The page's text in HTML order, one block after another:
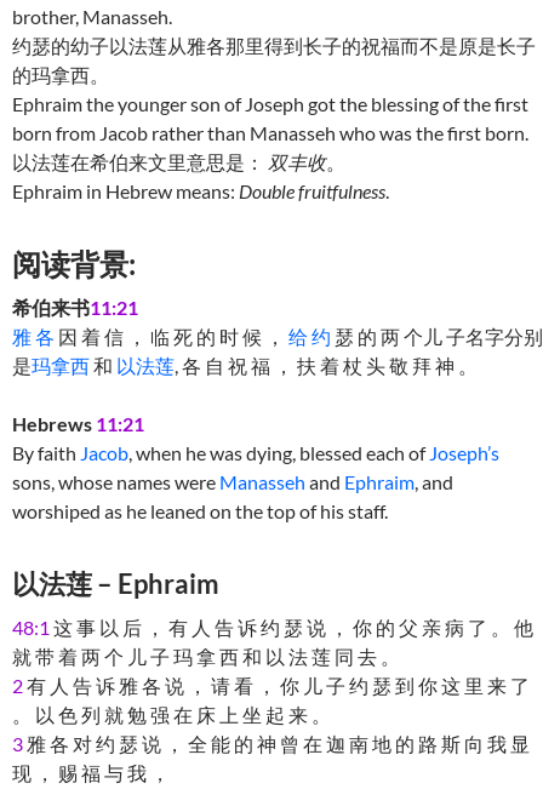
brother, Manasseh.
约瑟的幼子以法莲从雅各那里得到长子的祝福而不是原是长子
的玛拿西。
Ephraim the younger son of Joseph got the blessing of the first
born from Jacob rather than Manasseh who was the first born.
以法莲在希伯来文里意思是： 双丰收。
Ephraim in Hebrew means: Double fruitfulness.
阅读背景:
希伯来书11:21
雅 各 因 着 信 ， 临 死 的 时 候 ， 给 约 瑟 的 两 个儿 子名字分别
是玛拿西和 以法莲, 各 自 祝 福 ， 扶 着 杖 头 敬 拜 神 。
Hebrews 11:21
By faith Jacob, when he was dying, blessed each of Joseph’s
sons, whose names were Manasseh and Ephraim, and
worshiped as he leaned on the top of his staff.
以法莲 – Ephraim
48:1 这 事 以 后 ， 有 人 告 诉 约 瑟 说 ， 你 的 父 亲 病 了 。 他
就 带 着 两 个 儿 子 玛 拿 西 和 以 法 莲 同 去 。
2有 人 告 诉 雅 各 说 ， 请 看 ， 你 儿 子 约 瑟 到 你 这 里 来 了
。 以 色 列 就 勉 强 在 床 上 坐 起 来 。
3 雅 各 对 约 瑟 说 ， 全 能 的 神 曾 在 迦 南 地 的 路 斯 向 我 显
现 ， 赐 福 与 我 ，